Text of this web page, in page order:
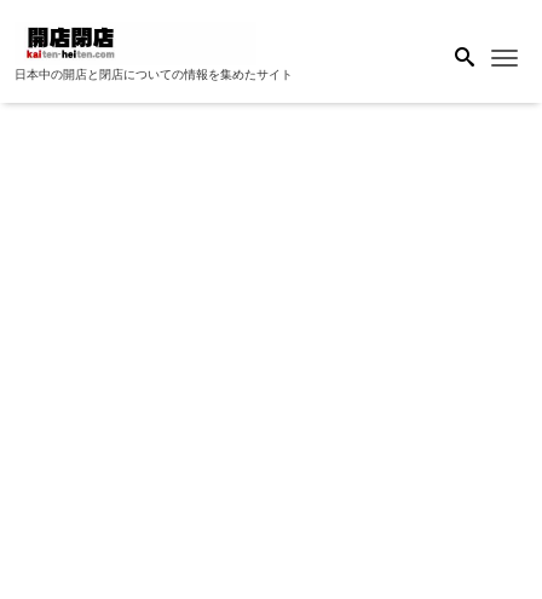
日本中の開店と閉店についての情報を集めたサイト